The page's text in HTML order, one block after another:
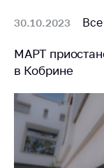
цен на
цен на
изделия
Контакты
30.10.2023
МАРТ
в Кобрине